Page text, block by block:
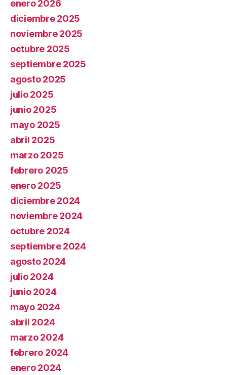
enero 2026
diciembre 2025
noviembre 2025
octubre 2025
septiembre 2025
agosto 2025
julio 2025
junio 2025
mayo 2025
abril 2025
marzo 2025
febrero 2025
enero 2025
diciembre 2024
noviembre 2024
octubre 2024
septiembre 2024
agosto 2024
julio 2024
junio 2024
mayo 2024
abril 2024
marzo 2024
febrero 2024
enero 2024